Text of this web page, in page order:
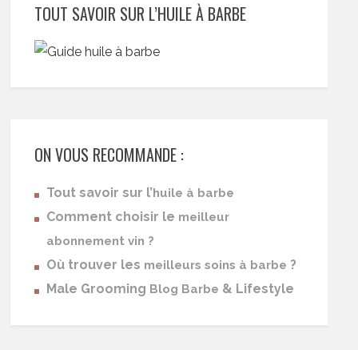
TOUT SAVOIR SUR L’HUILE À BARBE
ON VOUS RECOMMANDE :
Tout savoir sur l’huile à barbe
Comment choisir le meilleur
abonnement vin ?
Où trouver les meilleurs soins à barbe ?
Male Grooming Blog Barbe & Lifestyle